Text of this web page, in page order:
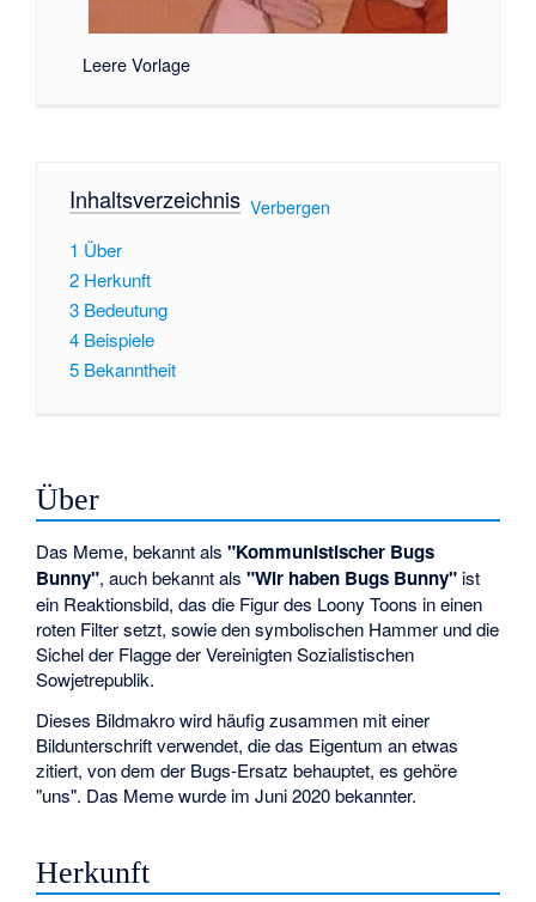
Leere Vorlage
Inhaltsverzeichnis[ Verbergen
1 Über
2 Herkunft
3 Bedeutung
4 Beispiele
5 Bekanntheit
Über
Das Meme, bekannt als"Kommunistischer Bugs
Bunny", auch bekannt als"Wir haben Bugs Bunny" ist
ein Reaktionsbild, das die Figur des Loony Toons in einen
roten Filter setzt, sowie den symbolischen Hammer und die
Sichel der Flagge der Vereinigten Sozialistischen
Sowjetrepublik.
Dieses Bildmakro wird häufig zusammen mit einer
Bildunterschrift verwendet, die das Eigentum an etwas
zitiert, von dem der Bugs-Ersatz behauptet, es gehöre
"uns". Das Meme wurde im Juni 2020 bekannter.
Herkunft